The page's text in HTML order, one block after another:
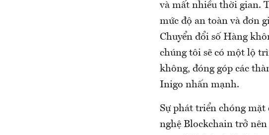
và mất nhiều thời gian.
mức độ an toàn và đơn
Chuyển đổi số Hàng
chúng tôi sẽ có một lộ
không, đóng góp các
Inigo nhấn mạnh.
Sự phát triển chóng
nghệ Blockchain trở